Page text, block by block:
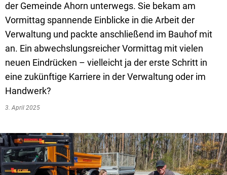
der Gemeinde Ahorn unterwegs. Sie bekam am
Vormittag spannende Einblicke in die Arbeit der
Verwaltung und packte anschließend im Bauhof mit
an. Ein abwechslungsreicher Vormittag mit vielen
neuen Eindrücken – vielleicht ja der erste Schritt in
eine zukünftige Karriere in der Verwaltung oder im
Handwerk?
3. April 2025